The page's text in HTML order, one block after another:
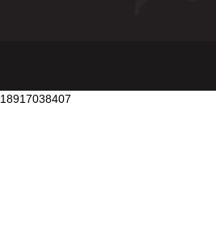
18917038407